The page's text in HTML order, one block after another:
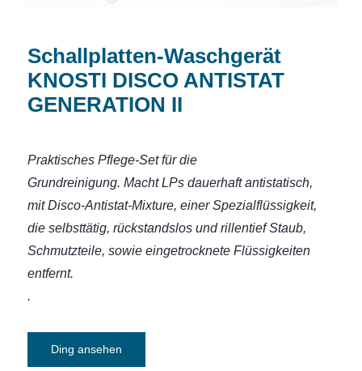
Schallplatten-Waschgerät
KNOSTI DISCO ANTISTAT
GENERATION II
Praktisches Pflege-Set für die
Grundreinigung.Macht LPs dauerhaft antistatisch,
mit Disco-Antistat-Mixture, einer Spezialflüssigkeit,
die selbsttätig, rückstandslos und rillentief Staub,
Schmutzteile, sowie eingetrocknete Flüssigkeiten
entfernt.
.
Ding ansehen